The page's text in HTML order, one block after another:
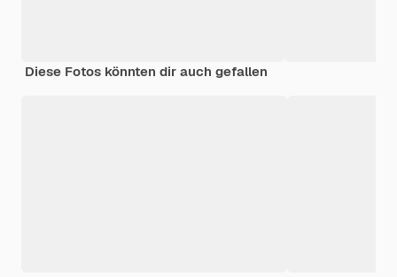
Diese Fotos könnten dir auch gefallen